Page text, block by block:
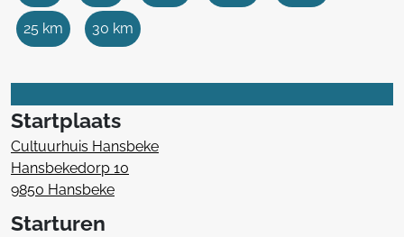
25 km 30 km
Startplaats
Cultuurhuis Hansbeke
Hansbekedorp 10
9850 Hansbeke
Starturen